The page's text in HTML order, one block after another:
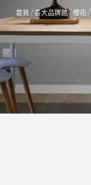
首頁 / 各大品牌館/ 櫻花 /